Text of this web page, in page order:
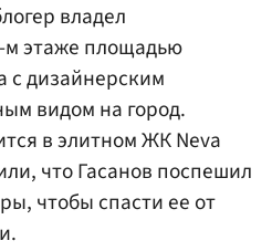
владел
м этаже площадью
с дизайнерским
видом на город.
в элитном ЖК Neva
что Гасанов поспешил
чтобы спасти ее от